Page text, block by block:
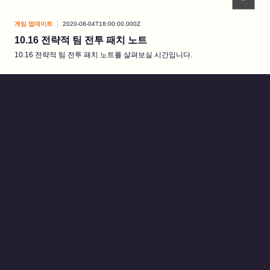
게임 업데이트 2020-08-04T18:00:00.000Z
10.16 전략적 팀 전투 패치 노트
10.16 전략적 팀 전투 패치 노트를 살펴보실 시간입니다.